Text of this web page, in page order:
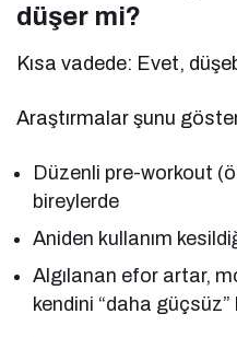
düşer mi?
Kısa vadede: Evet,
Araştırmalar şunu
Düzenli pre-workout
bireylerde
Aniden kullanım
Algılanan efor artar,
kendini “daha